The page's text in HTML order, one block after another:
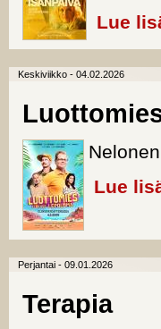
Lue
Keskiviikko - 04.02.2026
Lue
Perjantai - 09.01.2026
Terapia